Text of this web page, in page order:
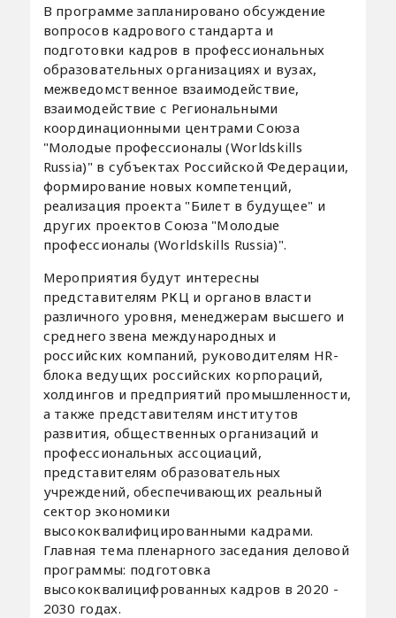
В программе запланировано обсуждение
вопросов кадрового стандарта и
подготовки кадров в профессиональных
образовательных организациях и вузах,
межведомственное взаимодействие,
взаимодействие с Региональными
координационными центрами Союза
"Молодые профессионалы (Worldskills
Russia)" в субъектах Российской Федерации,
формирование новых компетенций,
реализация проекта "Билет в будущее" и
других проектов Союза "Молодые
профессионалы (Worldskills Russia)".
Мероприятия будут интересны
представителям РКЦ и органов власти
различного уровня, менеджерам высшего и
среднего звена международных и
российских компаний, руководителям HR-
блока ведущих российских корпораций,
холдингов и предприятий промышленности,
а также представителям институтов
развития, общественных организаций и
профессиональных ассоциаций,
представителям образовательных
учреждений, обеспечивающих реальный
сектор экономики
высококвалифицированными кадрами.
Главная тема пленарного заседания деловой
программы: подготовка
высококвалицифрованных кадров в 2020 -
2030 годах.